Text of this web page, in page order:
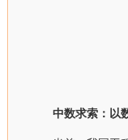
中数求索：以